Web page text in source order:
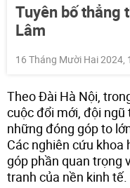
Tuyên bố thẳng
Lâm
16 Tháng Mười Hai 2024,
Theo Đài Hà Nội,
cuộc đổi mới, đội
những đóng góp to
Các nghiên cứu khoa
góp phần quan trọng
tranh của nền kinh tế.